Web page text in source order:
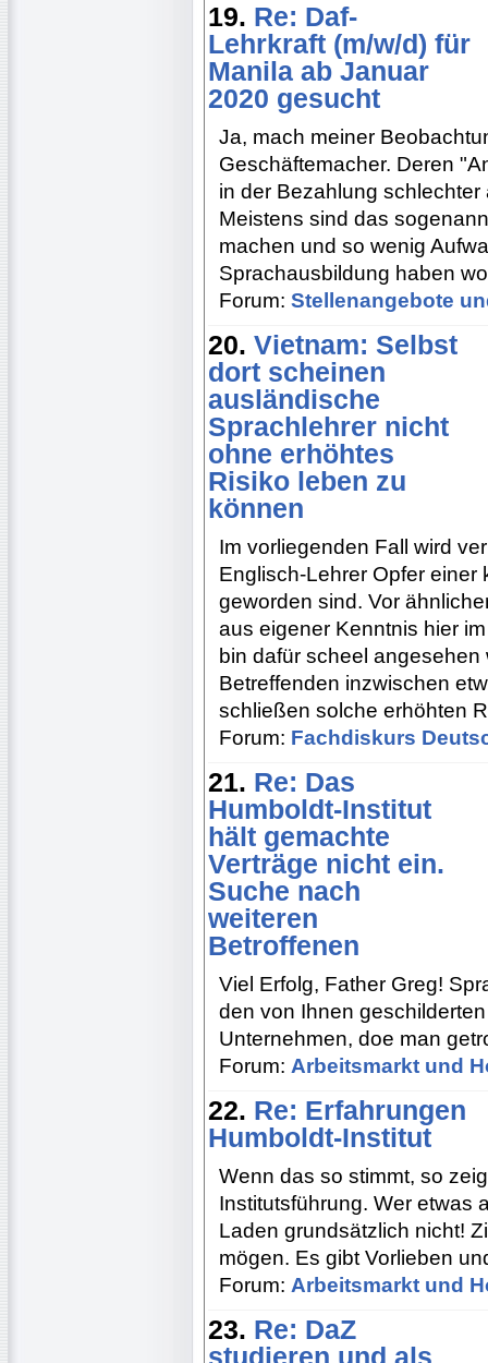
19. Re: Daf-
Lehrkraft (m/w/d) für
Manila ab Januar
2020 gesucht
Ja, mach meiner
Geschäftemacher. Deren
in der Bezahlung
Meistens sind das
machen und so wenig
Sprachausbildung haben
Forum: Stellenangebote
20. Vietnam: Selbst
dort scheinen
ausländische
Sprachlehrer nicht
ohne erhöhtes
Risiko leben zu
können
Im vorliegenden Fall wird
Englisch-Lehrer Opfer
geworden sind. Vor
aus eigener Kenntnis hier
bin dafür scheel
Betreffenden inzwischen
schließen solche erhöhten
Forum: Fachdiskurs
21. Re: Das
Humboldt-Institut
hält gemachte
Verträge nicht ein.
Suche nach
weiteren
Betroffenen
Viel Erfolg, Father Greg!
den von Ihnen
Unternehmen, doe man
Forum: Arbeitsmarkt und
22. Re: Erfahrungen
Humboldt-Institut
Wenn das so stimmt, so
Institutsführung. Wer etwas
Laden grundsätzlich nicht!
mögen. Es gibt Vorlieben
Forum: Arbeitsmarkt und
23. Re: DaZ
studieren und als